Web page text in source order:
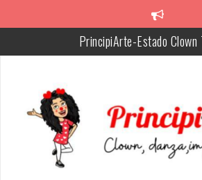
to
PrincipiArte-Estado Clown
Silvia, Creadora de la
Resumen del
SER PAYASO DESDE EL
PRINCIPIARTE-ARTICULO